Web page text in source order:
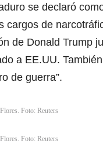
se declaró
cargos de
de Donald Trump
a EE.UU.
de guerra”.
Foto: Reuters
Foto: Reuters